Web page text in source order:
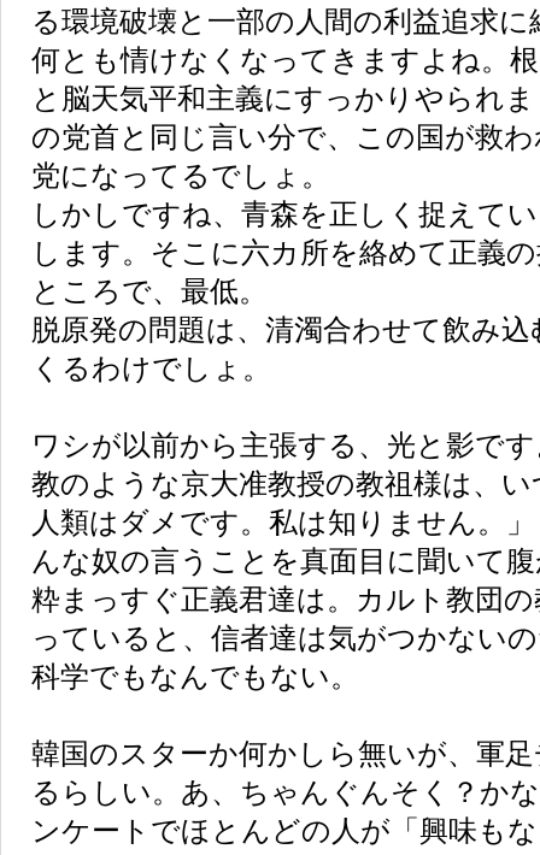
る環境破壊と一部の人間の利益追求
何とも情けなくなってきますよね。
と脳天気平和主義にすっかりやられ
の党首と同じ言い分で、この国が救
党になってるでしょ。
しかしですね、青森を正しく捉えて
します。そこに六カ所を絡めて正義
ところで、最低。
脱原発の問題は、清濁合わせて飲み
くるわけでしょ。
ワシが以前から主張する、光と影で
教のような京大准教授の教祖様は、
人類はダメです。私は知りません。
んな奴の言うことを真面目に聞いて
粋まっすぐ正義君達は。カルト教団
っていると、信者達は気がつかない
科学でもなんでもない。
韓国のスターか何かしら無いが、軍
るらしい。あ、ちゃんぐんそく？か
ンケートでほとんどの人が「興味も